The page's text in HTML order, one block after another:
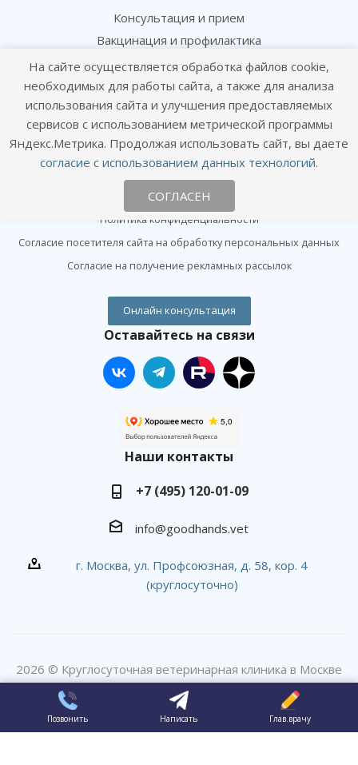
Консультация и прием
Вакцинация и профилактика
Чипирование и сертификация
Лаборатория и анализы
Хирургия и ортопедия
Информация
Статьи
Политика конфиденциальности
Согласие посетителя сайта на обработку персональных данных
Согласие на получение рекламных рассылок
Онлайн консультация
Оставайтесь на связи
Наши контакты
+7 (495) 120-01-09
info@goodhands.vet
г. Москва, ул. Профсоюзная, д. 58, кор. 4
(круглосуточно)
2026 © Круглосуточная ветеринарная клиника в Москве
#вДобрыеРуки
ПР эксперт
Позвонить Написать Глав.врачу
На сайте осуществляется обработка файлов cookie,
необходимых для работы сайта, а также для анализа
использования сайта и улучшения предоставляемых
сервисов с использованием метрической программы
Яндекс.Метрика. Продолжая использовать сайт, вы даете
согласие с использованием данных технологий.
СОГЛАСЕН